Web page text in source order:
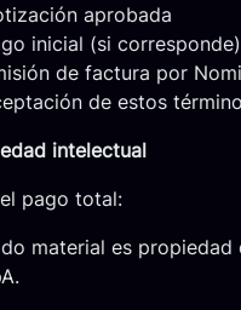
aprobada
inicial (si corresponde)
de factura por
de estos
intelectual
pago total:
material es propiedad